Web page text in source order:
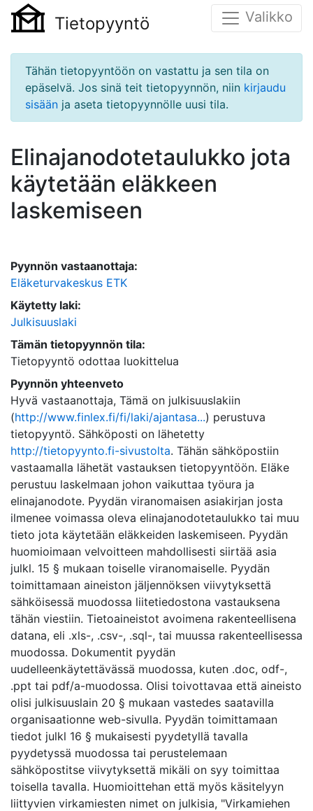
Tietopyyntö Valikko
Tähän tietopyyntöön on vastattu ja sen tila on
epäselvä. Jos sinä teit tietopyynnön, niin kirjaudu
sisään ja aseta tietopyynnölle uusi tila.
Elinajanodotetaulukko jota
käytetään eläkkeen
laskemiseen
Pyynnön vastaanottaja:
Eläketurvakeskus ETK
Käytetty laki:
Julkisuuslaki
Tämän tietopyynnön tila:
Tietopyyntö odottaa luokittelua
Pyynnön yhteenveto
Hyvä vastaanottaja, Tämä on julkisuuslakiin
(http://www.finlex.fi/fi/laki/ajantasa...) perustuva
tietopyyntö. Sähköposti on lähetetty
http://tietopyynto.fi-sivustolta. Tähän sähköpostiin
vastaamalla lähetät vastauksen tietopyyntöön. Eläke
perustuu laskelmaan johon vaikuttaa työura ja
elinajanodote. Pyydän viranomaisen asiakirjan josta
ilmenee voimassa oleva elinajanodotetaulukko tai muu
tieto jota käytetään eläkkeiden laskemiseen. Pyydän
huomioimaan velvoitteen mahdollisesti siirtää asia
julkl. 15 § mukaan toiselle viranomaiselle. Pyydän
toimittamaan aineiston jäljennöksen viivytyksettä
sähköisessä muodossa liitetiedostona vastauksena
tähän viestiin. Tietoaineistot avoimena rakenteellisena
datana, eli .xls-, .csv-, .sql-, tai muussa rakenteellisessa
muodossa. Dokumentit pyydän
uudelleenkäytettävässä muodossa, kuten .doc, odf-,
.ppt tai pdf/a-muodossa. Olisi toivottavaa että aineisto
olisi julkisuuslain 20 § mukaan vastedes saatavilla
organisaationne web-sivulla. Pyydän toimittamaan
tiedot julkl 16 § mukaisesti pyydetyllä tavalla
pyydetyssä muodossa tai perustelemaan
sähköpostitse viivytyksettä mikäli on syy toimittaa
toisella tavalla. Huomioittehan että myös käsitelyyn
liittyvien virkamiesten nimet on julkisia, "Virkamiehen